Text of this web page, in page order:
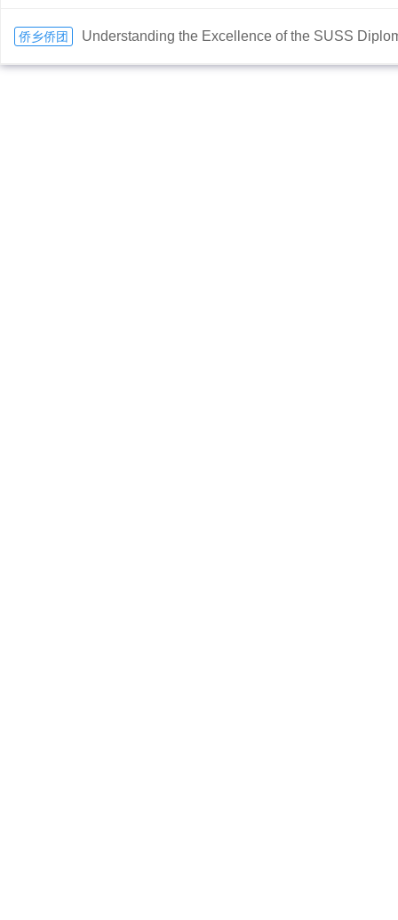
侨乡侨团 Understanding the Excellence of the SUSS